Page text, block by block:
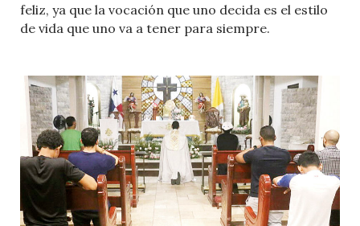
feliz, ya que la vocación que uno decida es el estilo
de vida que uno va a tener para siempre.